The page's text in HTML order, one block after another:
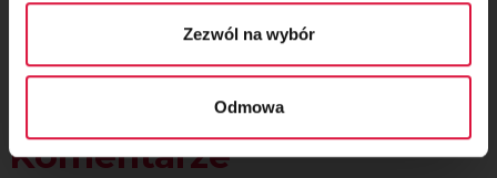
Zezwól na wybór
Odmowa
Komentarze